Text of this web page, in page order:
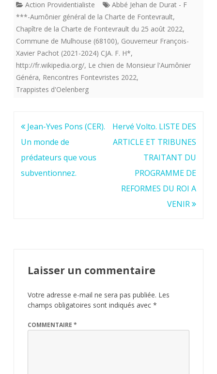
Action Providentialiste
Abbé Jehan de Durat - F
***-Aumônier général de la Charte de Fontevrault,
Chapître de la Charte de Fontevrault du 25 août 2022,
Commune de Mulhouse (68100), Gouverneur François-
Xavier Pachot (2021-2024) CJA. F. H*,
http://fr.wikipedia.org/, Le chien de Monsieur l'Aumônier
Généra, Rencontres Fontevristes 2022,
Trappistes d'Oelenberg
Navigation
de
l’article
Jean-Yves Pons (CER).
Un monde de
prédateurs que vous
subventionnez.
Hervé Volto. LISTE DES
ARTICLE ET TRIBUNES
TRAITANT DU
PROGRAMME DE
REFORMES DU ROI A
VENIR
Laisser un commentaire
Votre adresse e-mail ne sera pas publiée. Les
champs obligatoires sont indiqués avec *
COMMENTAIRE *